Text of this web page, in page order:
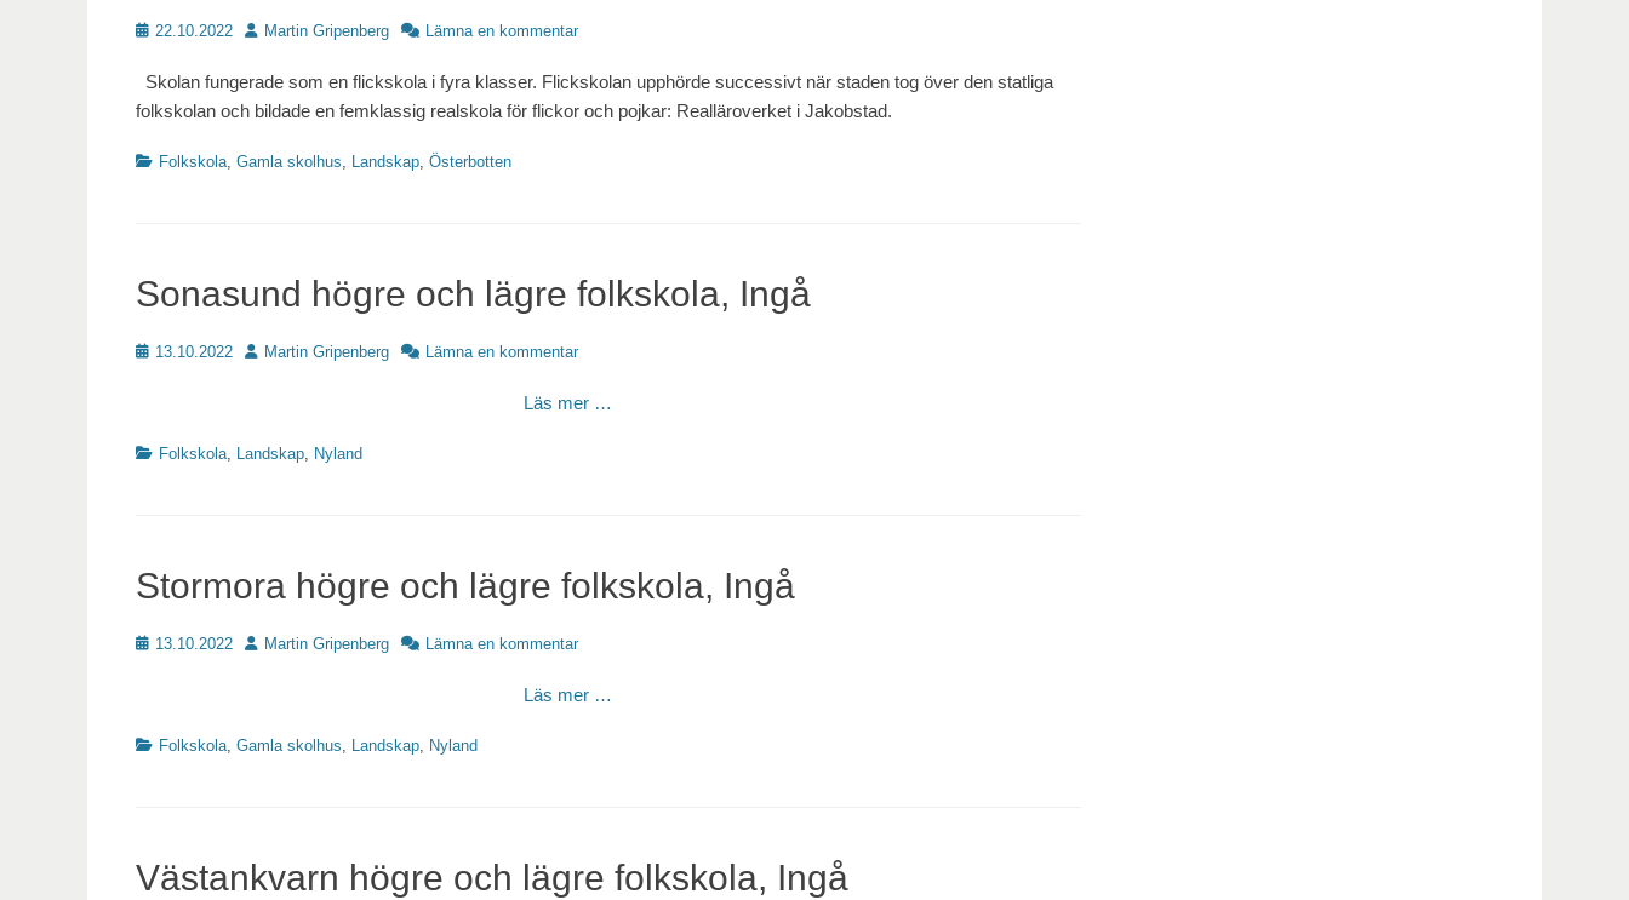
Publicerat
22.10.2022 Författare
Martin Gripenberg Lämna en kommentar
Skolan fungerade som en flickskola i fyra klasser. Flickskolan upphörde successivt när staden tog över den statliga
folkskolan och bildade en femklassig realskola för flickor och pojkar: Realläroverket i Jakobstad.
Kategorier
Folkskola, Gamla skolhus, Landskap, Österbotten
Sonasund högre och lägre folkskola, Ingå
Publicerat
13.10.2022 Författare
Martin Gripenberg Lämna en kommentar
Läs mer …
Kategorier
Folkskola, Landskap, Nyland
Stormora högre och lägre folkskola, Ingå
Publicerat
13.10.2022 Författare
Martin Gripenberg Lämna en kommentar
Läs mer …
Kategorier
Folkskola, Gamla skolhus, Landskap, Nyland
Västankvarn högre och lägre folkskola, Ingå